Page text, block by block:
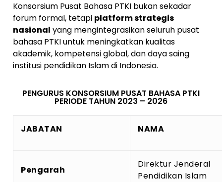
Konsorsium Pusat Bahasa PTKI bukan sekadar
forum formal, tetapi platform strategis
nasional yang mengintegrasikan seluruh pusat
bahasa PTKI untuk meningkatkan kualitas
akademik, kompetensi global, dan daya saing
institusi pendidikan Islam di Indonesia.
PENGURUS KONSORSIUM PUSAT BAHASA PTKI
PERIODE TAHUN 2023 – 2026
JABATAN NAMA
Pengarah
Direktur Jenderal
Pendidikan Islam